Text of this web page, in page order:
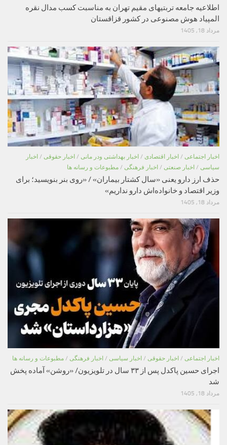
اطلاعیه جامعه تربتیهای مقیم تهران به مناسبت کسب مدال نقره
المپیاد هوش مصنوعی در کشور قزاقستان
مرداد 18, 1405
اخبار اجتماعی / اخبار اقتصادی / اخبار بهداشتی ودر مانی / اخبار حقوقی / اخبار
سیاسی / اخبار صنعتی / اخبار فرهنگی / مطبوعات و رسانه ها
حذف ارز دارو یعنی «سال کشتار بیماران» / «روی بنر بنویسید؛ برای
وزیر اقتصاد و خانواده‌اش دارو نداریم»
مرداد 18, 1405
اخبار اجتماعی / اخبار حقوقی / اخبار سیاسی / اخبار فرهنگی / مطبوعات و رسانه ها
اجرای حسین پاکدل پس از ۳۳ سال در تلویزیون/ «روشن» آماده پخش
شد
مرداد 18, 1405